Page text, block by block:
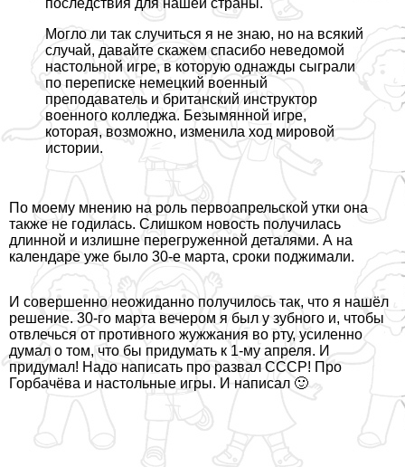
последствия для нашей страны.
Могло ли так случиться я не знаю, но на всякий
случай, давайте скажем спасибо неведомой
настольной игре, в которую однажды сыграли
по переписке немецкий военный
преподаватель и британский инструктор
военного колледжа. Безымянной игре,
которая, возможно, изменила ход мировой
истории.
По моему мнению на роль первоапрельской утки она
также не годилась. Слишком новость получилась
длинной и излишне перегруженной деталями. А на
календаре уже было 30-е марта, сроки поджимали.
И совершенно неожиданно получилось так, что я нашёл
решение. 30-го марта вечером я был у зубного и, чтобы
отвлечься от противного жужжания во рту, усиленно
думал о том, что бы придумать к 1-му апреля. И
придумал! Надо написать про развал СССР! Про
Горбачёва и настольные игры. И написал 🙂